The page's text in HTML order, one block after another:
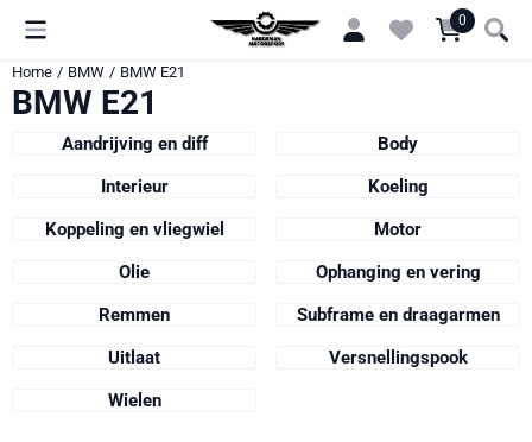
Cookievoorkeuren zijn momenteel gesloten. 0
Home / BMW / BMW E21
BMW E21
Aandrijving en diff
Body
Interieur
Koeling
Koppeling en vliegwiel
Motor
Olie
Ophanging en vering
Remmen
Subframe en draagarmen
Uitlaat
Versnellingspook
Wielen